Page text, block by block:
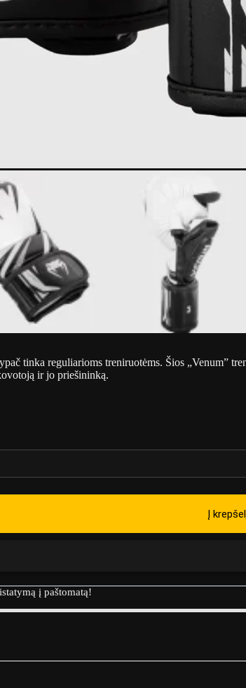
tinka reguliarioms treniruotėms. Šios „Venum”
ir jo priešininką.
Į
į paštomatą!